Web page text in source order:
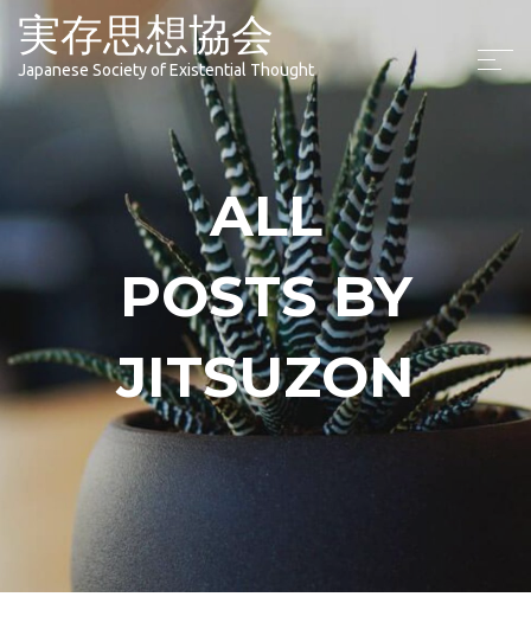
実存思想協会
Japanese Society of Existential Thought
ALL
POSTS BY
JITSUZON